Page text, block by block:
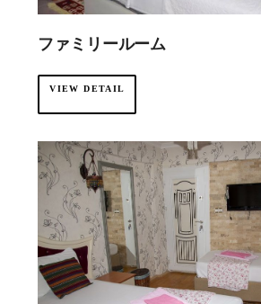
ファミリールーム
VIEW DETAIL